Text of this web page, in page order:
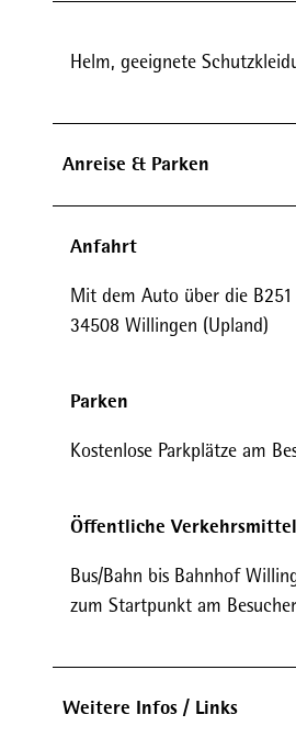
Helm, geeignete
Anreise & Parken
Anfahrt
Mit dem Auto über die
34508 Willingen (Upland)
Parken
Kostenlose Parkplätze am
Öffentliche Verkehrsmittel
Bus/Bahn bis Bahnhof
zum Startpunkt am
Weitere Infos / Links